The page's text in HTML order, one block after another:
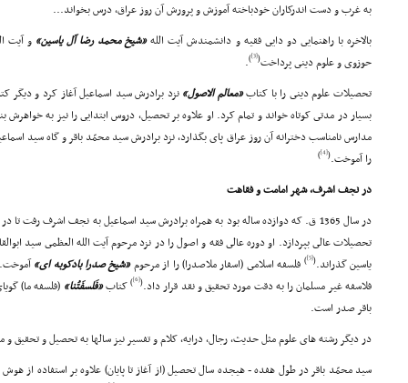
به غرب و دست اندرکاران خودباخته آموزش و پرورش آن روز عراق، درس بخواند...
بالاخره با راهنمایى دو دایى فقیه و دانشمندش آیت الله«شیخ محمد رضا آل یاسین» و آیت
حوزوى و علوم دینى پرداخت(
[3]
)
.
تحصیلات علوم دینى را با کتاب«معالم الاصول» نزد برادرش سید اسماعیل آغاز کرد و دیگر
بسیار در مدتى کوتاه خواند و تمام کرد. او علاوه بر تحصیل، دروس ابتدایى را نیز به
مدارس نامناسب دخترانه آن روز عراق پاى بگذارد، نزد برادرش سید محمّد باقر و گاه سید
را آموخت.(
[4]
)
در نجف اشرف، شهر امامت و فقاهت
در سال 1365 ق. که دوازده ساله بود به همراه برادرش سید اسماعیل به نجف اشرف رفت
تحصیلات عالى بپردازد. او دوره عالى فقه و اصول را در نزد مرحوم آیت الله العظمى سید
یاسین گذراند.(
[5]
) فلسفه اسلامى (اسفار ملاصدرا) را از مرحوم«شیخ صدرا بادکوبه اى»آموخت.
فلاسفه غیر مسلمان را به دقت مورد تحقیق و نقد قرار داد.(
[6]
)کتاب«فَلسفَتُنا» (فلسفه ما)
باقر صدر است.
در دیگر رشته هاى علوم مثل حدیث، رجال، درایه، کلام و تفسیر نیز سالها به تحصیل و تحقیق و
سید محمّد باقر در طول هفده - هیجده سال تحصیل (از آغاز تا پایان) علاوه بر استفاده از